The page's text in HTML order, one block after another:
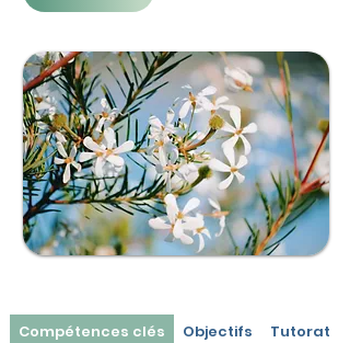
Compétences clés Objectifs Tutorat